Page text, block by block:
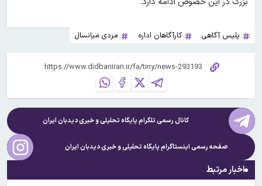
پلیس آگاهی کارآگاهان اداره مردی میانسال
کانال رسمی تلگرام پایگاه تحلیلی و خبریدیدبان ایران
صفحه رسمی اینستاگرام پایگاه تحلیلی و خبریدیدبان ایران
اخبار مرتبط